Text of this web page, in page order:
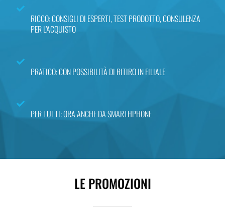
RICCO: CONSIGLI DI ESPERTI, TEST PRODOTTO, CONSULENZA
PER L’ACQUISTO
PRATICO: CON POSSIBILITÀ DI RITIRO IN FILIALE
PER TUTTI: ORA ANCHE DA SMARTHPHONE
LE PROMOZIONI